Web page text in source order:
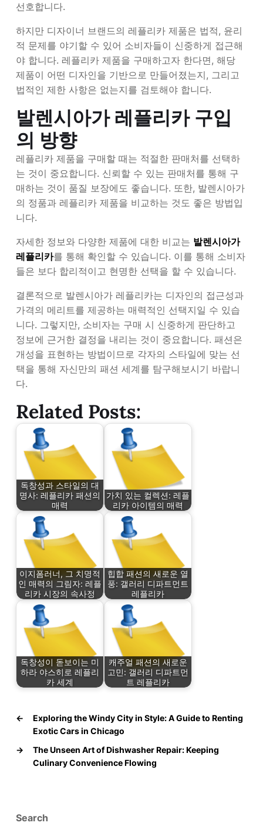
선호합니다.
하지만 디자이너 브랜드의 레플리카 제품은 법적, 윤리
적 문제를 야기할 수 있어 소비자들이 신중하게 접근해
야 합니다. 레플리카 제품을 구매하고자 한다면, 해당
제품이 어떤 디자인을 기반으로 만들어졌는지, 그리고
법적인 제한 사항은 없는지를 검토해야 합니다.
발렌시아가 레플리카 구입
의 방향
레플리카 제품을 구매할 때는 적절한 판매처를 선택하
는 것이 중요합니다. 신뢰할 수 있는 판매처를 통해 구
매하는 것이 품질 보장에도 좋습니다. 또한, 발렌시아가
의 정품과 레플리카 제품을 비교하는 것도 좋은 방법입
니다.
자세한 정보와 다양한 제품에 대한 비교는 발렌시아가
레플리카를 통해 확인할 수 있습니다. 이를 통해 소비자
들은 보다 합리적이고 현명한 선택을 할 수 있습니다.
결론적으로 발렌시아가 레플리카는 디자인의 접근성과
가격의 메리트를 제공하는 매력적인 선택지일 수 있습
니다. 그렇지만, 소비자는 구매 시 신중하게 판단하고
정보에 근거한 결정을 내리는 것이 중요합니다. 패션은
개성을 표현하는 방법이므로 각자의 스타일에 맞는 선
택을 통해 자신만의 패션 세계를 탐구해보시기 바랍니
다.
Related Posts:
독창성과 스타일의 대
명사: 레플리카 패션의
매력
가치 있는 컬렉션: 레플
리카 아이템의 매력
이지폼러너, 그 치명적
인 매력의 그림자: 레플
리카 시장의 속사정
힙합 패션의 새로운 열
풍: 갤러리 디파트먼트
레플리카
독창성이 돋보이는 미
하라 야스히로 레플리
카 세계
캐주얼 패션의 새로운
고민: 갤러리 디파트먼
트 레플리카
←
Exploring the Windy City in Style: A Guide to Renting
Exotic Cars in Chicago
→
The Unseen Art of Dishwasher Repair: Keeping
Culinary Convenience Flowing
Search